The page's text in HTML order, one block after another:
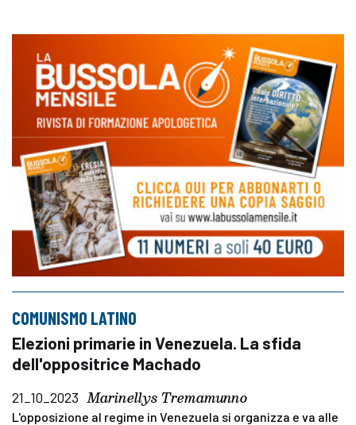
COMUNISMO LATINO
Elezioni primarie in Venezuela. La sfida
dell'oppositrice Machado
21_10_2023 Marinellys Tremamunno
L'opposizione al regime in Venezuela si organizza e va alle